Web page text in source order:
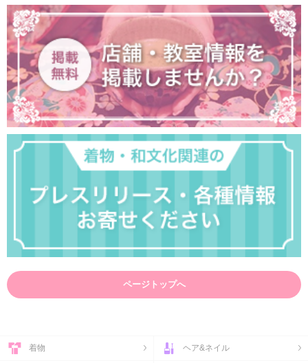
ページトップへ
着物 ヘア&ネイル